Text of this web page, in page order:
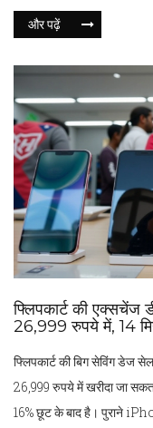
पर पहुंच गया, जबकि चेल्सी चौथे
और पढ़ें
फ्लिपकार्ट की एक्सचेंज
26,999 रुपये में, 14
फ्लिपकार्ट की बिग सेविंग डेज
26,999 रुपये में खरीदा जा
16% छूट के बाद है। पुराने